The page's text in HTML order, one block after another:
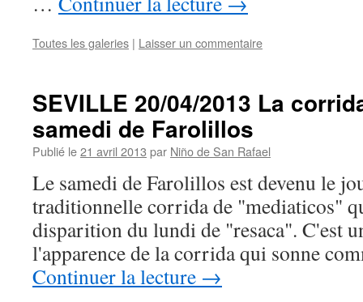
Toutes les galeries | Laisser un commentaire
SEVILLE 20/04/2013 La
samedi de Farolillos
Publié le21 avril 2013 par Niño de San Rafael
Le samedi de Farolillos est devenu le
traditionnelle corrida de "mediaticos"
disparition du lundi de "resaca". C'est
l'apparence de la corrida qui sonne
Continuer la lecture →